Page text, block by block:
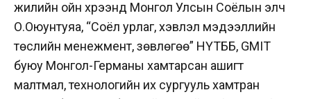
жилийн ойн хүрээнд Монгол Улсын Соёлын элч
О.Оюунтуяа, “Соёл урлаг, хэвлэл мэдээллийн
төслийн менежмент, зөвлөгөө” НҮТББ, GMIT
буюу Монгол-Германы хамтарсан ашигт
малтмал, технологийн их сургууль хамтран